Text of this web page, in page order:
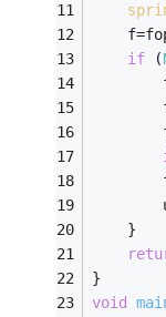
if (
    }
}
void